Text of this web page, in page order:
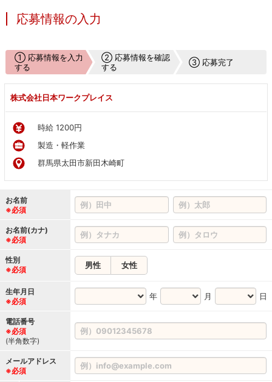
応募情報の入力
① 応募情報を入力
する
② 応募情報を確認
する
③ 応募完了
株式会社日本ワークプレイス
時給 1200円
製造・軽作業
群馬県太田市新田木崎町
お名前
※必須
お名前(カナ)
※必須
性別
※必須
男性 女性
生年月日
※必須
年 月 日
電話番号
※必須
(半角数字)
メールアドレス
※必須